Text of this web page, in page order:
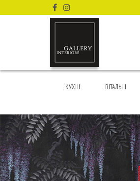
КУХНІ ВІТАЛЬНІ